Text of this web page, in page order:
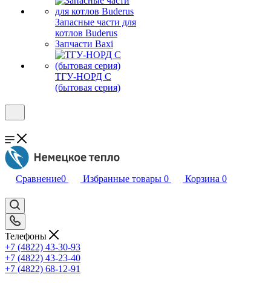
Запасные части для
котлов Buderus
Запчасти Baxi
ТГУ-НОРД С
(бытовая серия)
Сравнение0 Избранные товары 0 Корзина 0
Телефоны
+7 (4822) 43-30-93
+7 (4822) 43-23-40
+7 (4822) 68-12-91